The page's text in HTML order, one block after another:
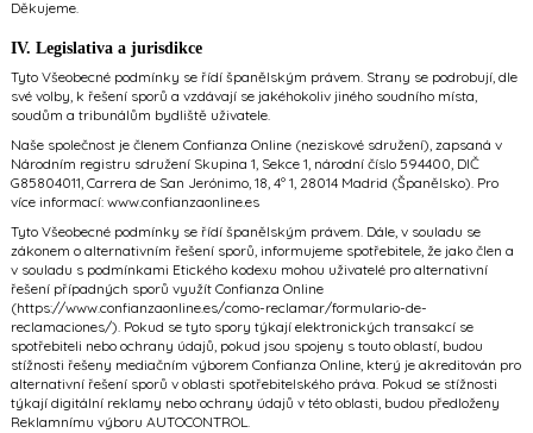
Děkujeme.
IV. Legislativa a jurisdikce
Tyto Všeobecné podmínky se řídí španělským právem. Strany se podrobují, dle
své volby, k řešení sporů a vzdávají se jakéhokoliv jiného soudního místa,
soudům a tribunálům bydliště uživatele.
Naše společnost je členem Confianza Online (neziskové sdružení), zapsaná v
Národním registru sdružení Skupina 1, Sekce 1, národní číslo 594400, DIČ
G85804011, Carrera de San Jerónimo, 18, 4º 1, 28014 Madrid (Španělsko). Pro
více informací: www.confianzaonline.es
Tyto Všeobecné podmínky se řídí španělským právem. Dále, v souladu se
zákonem o alternativním řešení sporů, informujeme spotřebitele, že jako člen a
v souladu s podmínkami Etického kodexu mohou uživatelé pro alternativní
řešení případných sporů využít Confianza Online
(https://www.confianzaonline.es/como-reclamar/formulario-de-
reclamaciones/). Pokud se tyto spory týkají elektronických transakcí se
spotřebiteli nebo ochrany údajů, pokud jsou spojeny s touto oblastí, budou
stížnosti řešeny mediačním výborem Confianza Online, který je akreditován pro
alternativní řešení sporů v oblasti spotřebitelského práva. Pokud se stížnosti
týkají digitální reklamy nebo ochrany údajů v této oblasti, budou předloženy
Reklamnímu výboru AUTOCONTROL.